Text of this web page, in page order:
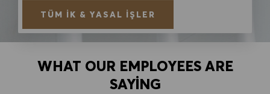
TÜM İK & YASAL İŞLER
WHAT OUR EMPLOYEES ARE
SAYING